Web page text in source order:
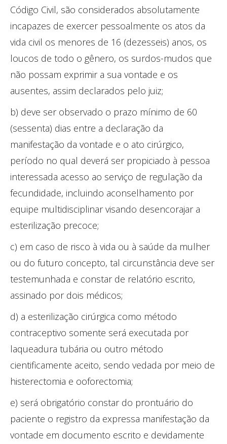
Código Civil, são considerados absolutamente
incapazes de exercer pessoalmente os atos da
vida civil os menores de 16 (dezesseis) anos, os
loucos de todo o gênero, os surdos-mudos que
não possam exprimir a sua vontade e os
ausentes, assim declarados pelo juiz;
b) deve ser observado o prazo mínimo de 60
(sessenta) dias entre a declaração da
manifestação da vontade e o ato cirúrgico,
período no qual deverá ser propiciado à pessoa
interessada acesso ao serviço de regulação da
fecundidade, incluindo aconselhamento por
equipe multidisciplinar visando desencorajar a
esterilização precoce;
c) em caso de risco à vida ou à saúde da mulher
ou do futuro concepto, tal circunstância deve ser
testemunhada e constar de relatório escrito,
assinado por dois médicos;
d) a esterilização cirúrgica como método
contraceptivo somente será executada por
laqueadura tubária ou outro método
cientificamente aceito, sendo vedada por meio de
histerectomia e ooforectomia;
e) será obrigatório constar do prontuário do
paciente o registro da expressa manifestação da
vontade em documento escrito e devidamente